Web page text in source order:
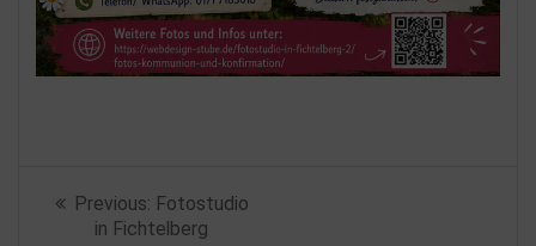
Beitragsnavigation
Previous: Previous
post:
Fotostudio
in Fichtelberg